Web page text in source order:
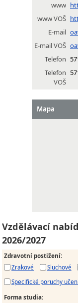
www
www VOŠ
E-mail
E-mail VOŠ
Telefon
Telefon
VOŠ
Mapa
Vzdělávací
2026/2027
Zdravotní postižení:
Zrakové
Sluchové
Specifické poruchy
Forma studia: